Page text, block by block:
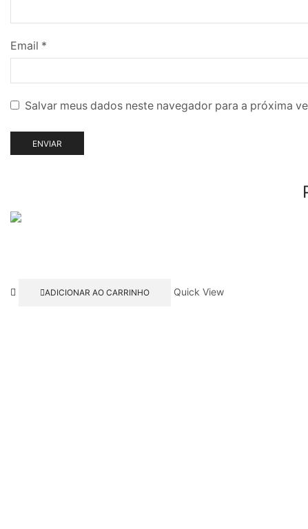
Email *
Salvar meus dados neste navegador para a próxima
ADICIONAR AO CARRINHO Quick View